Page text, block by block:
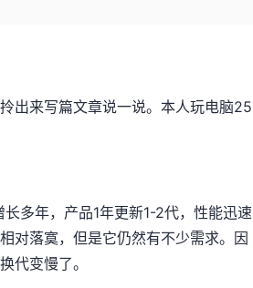
出来写篇文章说一说。本人玩电脑25
多年，产品1年更新1-2代，性能迅速
对落寞，但是它仍然有不少需求。因
代变慢了。